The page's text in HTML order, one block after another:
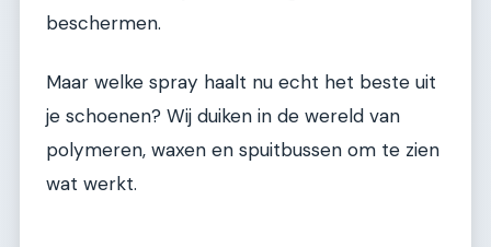
beschermen.
Maar welke spray haalt nu echt het beste uit
je schoenen? Wij duiken in de wereld van
polymeren, waxen en spuitbussen om te zien
wat werkt.